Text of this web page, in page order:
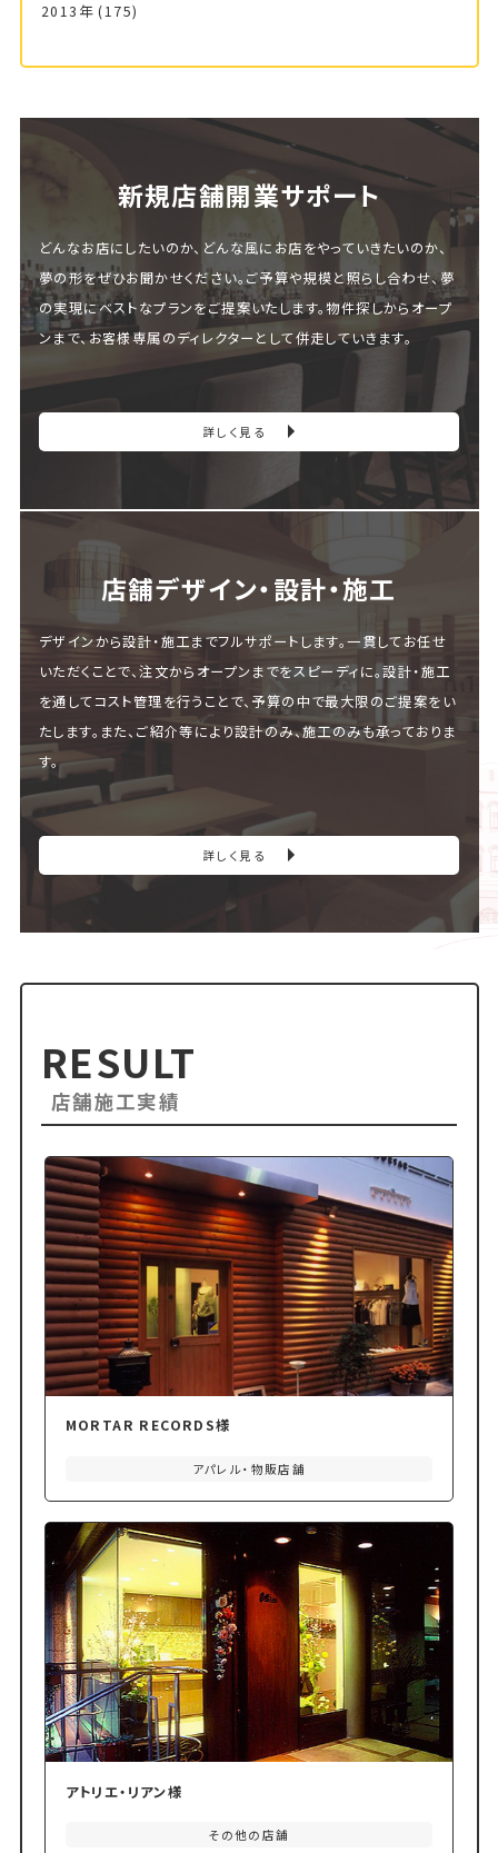
2013年 (175)
新規店舗開業サポート
どんなお店にしたいのか、どんな風にお店をやっていきたいのか、
夢の形をぜひお聞かせください。ご予算や規模と照らし合わせ、夢
の実現にベストなプランをご提案いたします。物件探しからオープ
ンまで、お客様専属のディレクターとして併走していきます。
詳しく見る
店舗デザイン・設計・施⼯
デザインから設計・施工までフルサポートします。一貫してお任せ
いただくことで、注文からオープンまでをスピーディに。設計・施工
を通してコスト管理を行うことで、予算の中で最大限のご提案をい
たします。また、ご紹介等により設計のみ、施工のみも承っておりま
す。
詳しく見る
RESULT
店舗施工実績
MORTAR RECORDS様
アパレル・物販店舗
アトリエ・リアン様
その他の店舗